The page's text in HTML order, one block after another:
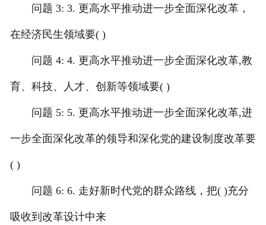
联系我们
问题 3: 3. 更高水平推动进一步全面深化改革，
在经济民生领域要( )
问题 4: 4. 更高水平推动进一步全面深化改革,教
育、科技、人才、创新等领域要( )
问题 5: 5. 更高水平推动进一步全面深化改革,进
一步全面深化改革的领导和深化党的建设制度改革要
( )
问题 6: 6. 走好新时代党的群众路线，把( )充分
吸收到改革设计中来